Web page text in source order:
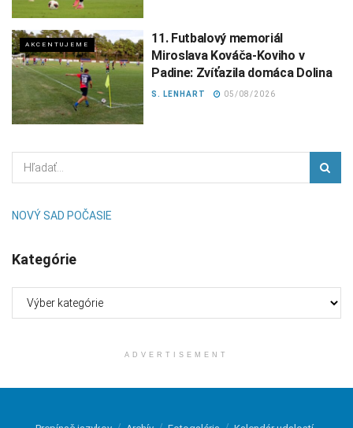
AKCENTUJEME
11. Futbalový memoriál
Miroslava Kováča-Koviho v
Padine: Zvíťazila domáca Dolina
S. LENHART 05/08/2026
NOVÝ SAD POČASIE
Kategórie
ADVERTISEMENT